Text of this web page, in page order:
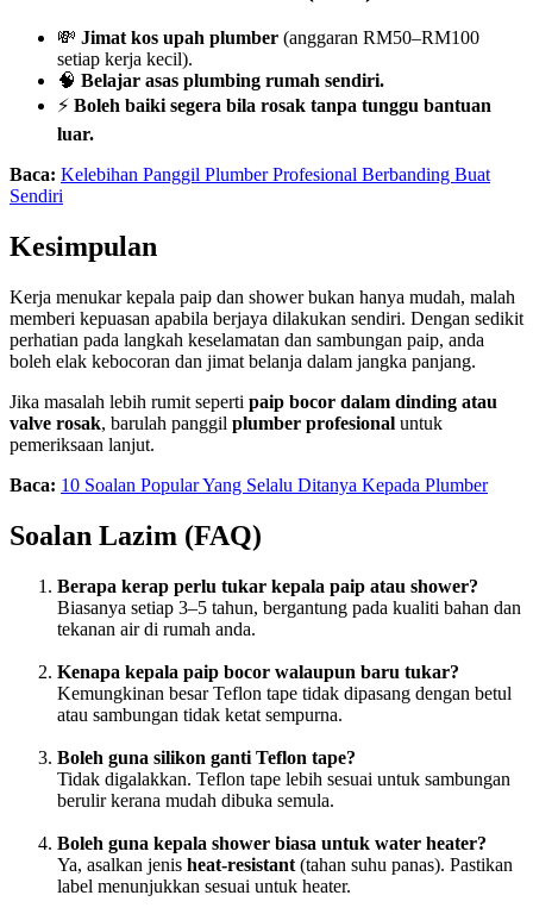
💸 Jimat kos upah plumber (anggaran RM50–RM100
setiap kerja kecil).
🧠 Belajar asas plumbing rumah sendiri.
⚡ Boleh baiki segera bila rosak tanpa tunggu bantuan
luar.
Baca: Kelebihan Panggil Plumber Profesional Berbanding Buat
Sendiri
Kesimpulan
Kerja menukar kepala paip dan shower bukan hanya mudah, malah
memberi kepuasan apabila berjaya dilakukan sendiri. Dengan sedikit
perhatian pada langkah keselamatan dan sambungan paip, anda
boleh elak kebocoran dan jimat belanja dalam jangka panjang.
Jika masalah lebih rumit seperti paip bocor dalam dinding atau
valve rosak, barulah panggil plumber profesional untuk
pemeriksaan lanjut.
Baca: 10 Soalan Popular Yang Selalu Ditanya Kepada Plumber
Soalan Lazim (FAQ)
Berapa kerap perlu tukar kepala paip atau shower?
Biasanya setiap 3–5 tahun, bergantung pada kualiti bahan dan
tekanan air di rumah anda.
Kenapa kepala paip bocor walaupun baru tukar?
Kemungkinan besar Teflon tape tidak dipasang dengan betul
atau sambungan tidak ketat sempurna.
Boleh guna silikon ganti Teflon tape?
Tidak digalakkan. Teflon tape lebih sesuai untuk sambungan
berulir kerana mudah dibuka semula.
Boleh guna kepala shower biasa untuk water heater?
Ya, asalkan jenis heat-resistant (tahan suhu panas). Pastikan
label menunjukkan sesuai untuk heater.